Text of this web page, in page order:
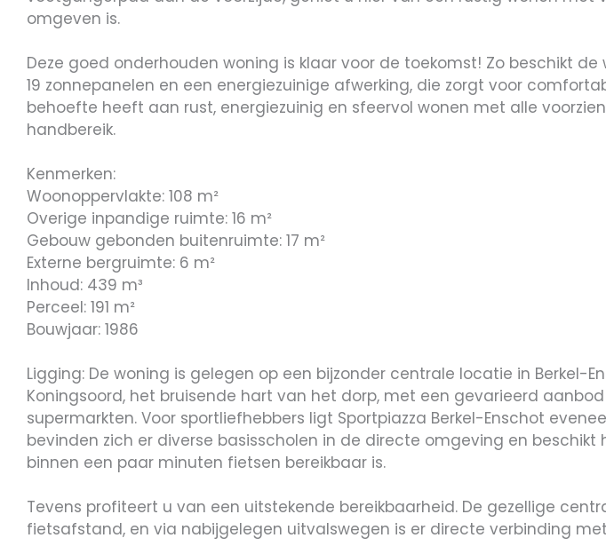
omgeven is.
Deze goed onderhouden woning is klaar voor de toekomst! Zo beschikt de
19 zonnepanelen en een energiezuinige afwerking, die zorgt voor
behoefte heeft aan rust, energiezuinig en sfeervol wonen met alle
handbereik.
Kenmerken:
Woonoppervlakte: 108 m²
Overige inpandige ruimte: 16 m²
Gebouw gebonden buitenruimte: 17 m²
Externe bergruimte: 6 m²
Inhoud: 439 m³
Perceel: 191 m²
Bouwjaar: 1986
Ligging: De woning is gelegen op een bijzonder centrale locatie in Berkel-
Koningsoord, het bruisende hart van het dorp, met een gevarieerd
supermarkten. Voor sportliefhebbers ligt Sportpiazza Berkel-Enschot
bevinden zich er diverse basisscholen in de directe omgeving en
binnen een paar minuten fietsen bereikbaar is.
Tevens profiteert u van een uitstekende bereikbaarheid. De gezellige
fietsafstand, en via nabijgelegen uitvalswegen is er directe verbinding